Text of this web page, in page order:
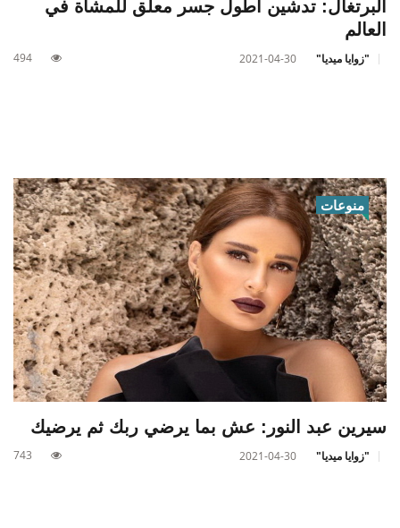
البرتغال: تدشين أطول جسر معلّق للمشاة في
العالم
"زوايا ميديا" 2021-04-30
494
منوعات
سيرين عبد النور: عش بما يرضي ربك ثم يرضيك
"زوايا ميديا" 2021-04-30
743